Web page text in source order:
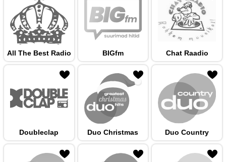
All The Best Radio BIGfm Chat Raadio
Doubleclap Duo Christmas Duo Country